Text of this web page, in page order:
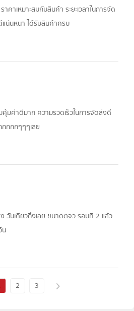
าเหมาะสมกับสินค้า ระยะเวลาในการจัด
น่นหนา ได้รับสินค้าครบ​
ค่าดีมาก ความรวดเร็วในการจัดส่งดี
กกกๆๆๆเลย
ง วันเดียวถึงเลย ขนาดตจว รอบที่ 2 แล้ว
น
2 3